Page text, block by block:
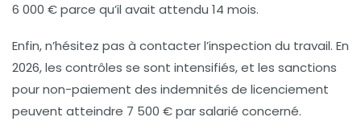
6 000 € parce qu’il avait attendu 14 mois.
Enfin, n’hésitez pas à contacter l’inspection du travail. En
2026, les contrôles se sont intensifiés, et les sanctions
pour non-paiement des indemnités de licenciement
peuvent atteindre 7 500 € par salarié concerné.